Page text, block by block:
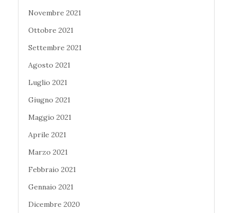
Novembre 2021
Ottobre 2021
Settembre 2021
Agosto 2021
Luglio 2021
Giugno 2021
Maggio 2021
Aprile 2021
Marzo 2021
Febbraio 2021
Gennaio 2021
Dicembre 2020